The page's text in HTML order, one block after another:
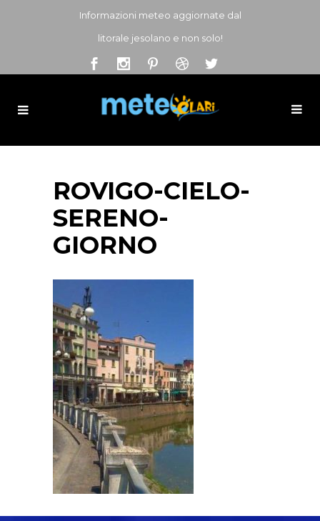
Informazioni meteo aggiornate dal
litorale jesolano e non solo!
ROVIGO-CIELO-
SERENO-
GIORNO